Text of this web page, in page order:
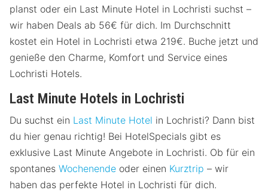
planst oder ein Last Minute Hotel in Lochristi suchst –
wir haben Deals ab 56€ für dich. Im Durchschnitt
kostet ein Hotel in Lochristi etwa 219€. Buche jetzt und
genieße den Charme, Komfort und Service eines
Lochristi Hotels.
Last Minute Hotels in Lochristi
Du suchst ein Last Minute Hotel in Lochristi? Dann bist
du hier genau richtig! Bei HotelSpecials gibt es
exklusive Last Minute Angebote in Lochristi. Ob für ein
spontanes Wochenende oder einen Kurztrip – wir
haben das perfekte Hotel in Lochristi für dich.